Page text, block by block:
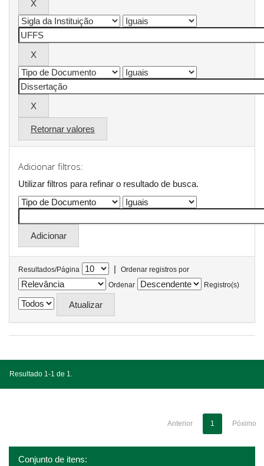
Retornar valores
Adicionar filtros:
Utilizar filtros para refinar o resultado de busca.
Resultados/Página |
Ordenar registros por
Ordenar
Registro(s)
Resultado 1-1 de 1.
Anterior 1 Póximo
Conjunto de itens: